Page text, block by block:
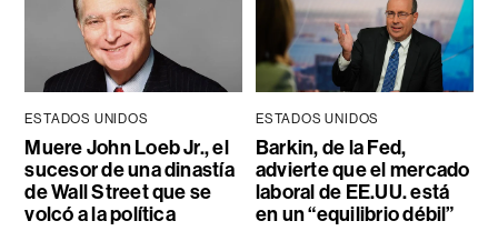
ESTADOS UNIDOS
Muere John Loeb Jr., el
sucesor de una dinastía
de Wall Street que se
volcó a la política
ESTADOS UNIDOS
Barkin, de la Fed,
advierte que el mercado
laboral de EE.UU. está
en un “equilibrio débil”